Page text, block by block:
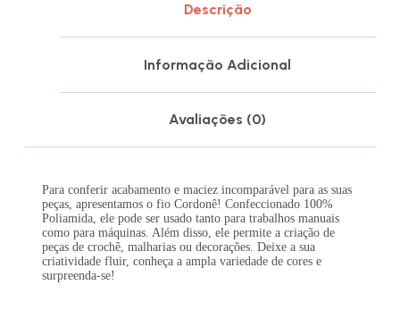
Descrição
Informação Adicional
Avaliações (0)
Para conferir acabamento e maciez incomparável para as suas
peças, apresentamos o fio Cordonê! Confeccionado 100%
Poliamida, ele pode ser usado tanto para trabalhos manuais
como para máquinas. Além disso, ele permite a criação de
peças de crochê, malharias ou decorações. Deixe a sua
criatividade fluir, conheça a ampla variedade de cores e
surpreenda-se!